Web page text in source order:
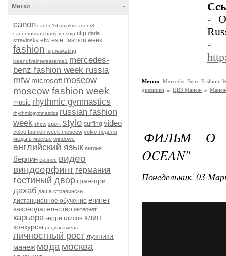
-
Метки
canon canon1dxmarkii canonr3
canonrussia championship clip daria
stravinsky efw estet fashion week
fashion figureskating
iceandfireinteressante1 mercedes-
benz fashion week russia
mfw microsoft moscow
moscow fashion week
music rhythmic gymnastics
rhythmicgymnastics russian fashion
week show sport style surfing video
volvo fashion week moscow volvo-неделя
моды в москве windows
английский язык англия
берлин бизнес видео
виндсерфинг германия
гостиный двор гран-при
дахаб даша стравински
дистанционное обучение египет
законодательство интернет
карьера керри глисон клип
конкурсы лёдипламень
личностный рост лужники
манеж мода москва
-
-
Метки: Mercedes-Benz Fashion
дневники
ЦВЗ Манеж
ФИЛЬМ О
OCEAN"
Понедельник, 03